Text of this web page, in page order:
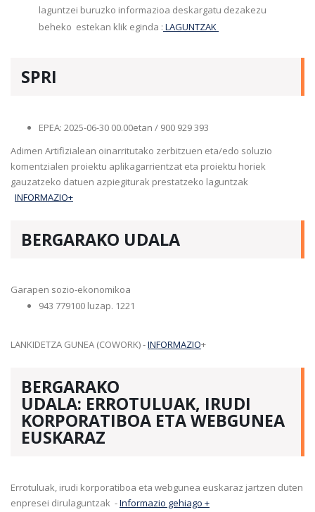
laguntzei buruzko informazioa deskargatu dezakezu
beheko estekan klik eginda : LAGUNTZAK
SPRI
EPEA: 2025-06-30 00.00etan / 900 929 393
Adimen Artifizialean oinarritutako zerbitzuen eta/edo soluzio
komentzialen proiektu aplikagarrientzat eta proiektu horiek
gauzatzeko datuen azpiegiturak prestatzeko laguntzak
INFORMAZIO+
BERGARAKO UDALA
Garapen sozio-ekonomikoa
943 779100 luzap. 1221
LANKIDETZA GUNEA (COWORK) -INFORMAZIO+
BERGARAKO
UDALA: ERROTULUAK, IRUDI
KORPORATIBOA ETA WEBGUNEA
EUSKARAZ
Errotuluak, irudi korporatiboa eta webgunea euskaraz jartzen duten
enpresei dirulaguntzak -Informazio gehiago +